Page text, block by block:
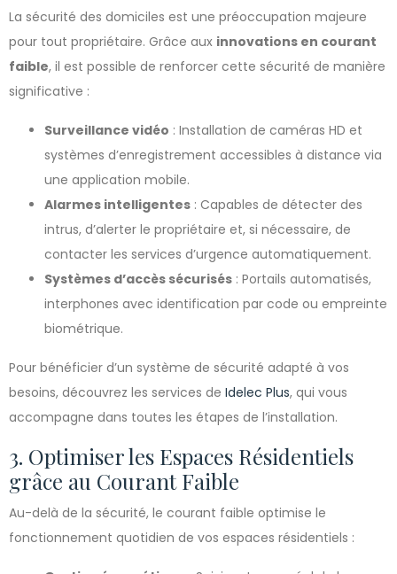
La sécurité des domiciles est une préoccupation majeure
pour tout propriétaire. Grâce aux innovations en courant
faible, il est possible de renforcer cette sécurité de manière
significative :
Surveillance vidéo : Installation de caméras HD et
systèmes d’enregistrement accessibles à distance via
une application mobile.
Alarmes intelligentes : Capables de détecter des
intrus, d’alerter le propriétaire et, si nécessaire, de
contacter les services d’urgence automatiquement.
Systèmes d’accès sécurisés : Portails automatisés,
interphones avec identification par code ou empreinte
biométrique.
Pour bénéficier d’un système de sécurité adapté à vos
besoins, découvrez les services de Idelec Plus, qui vous
accompagne dans toutes les étapes de l’installation.
3. Optimiser les Espaces Résidentiels
grâce au Courant Faible
Au-delà de la sécurité, le courant faible optimise le
fonctionnement quotidien de vos espaces résidentiels :